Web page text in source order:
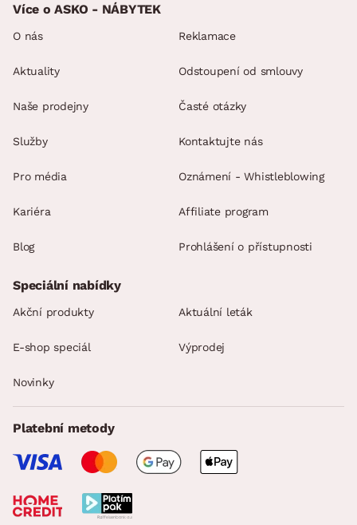
Více o ASKO - NÁBYTEK
O nás
Aktuality
Naše prodejny
Služby
Pro média
Kariéra
Blog
Reklamace
Odstoupení od smlouvy
Časté otázky
Kontaktujte nás
Oznámení - Whistleblowing
Affiliate program
Prohlášení o přístupnosti
Speciální nabídky
Akční produkty Aktuální leták
E-shop speciál Výprodej
Novinky
Platební metody